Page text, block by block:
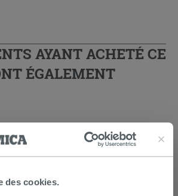
des cookies.
AYANT ACHETÉ CE
ÉGALEMENT